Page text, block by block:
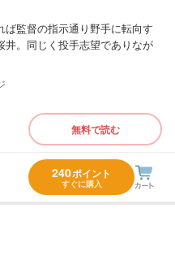
ば監督の指示通り野手に転向す
井。同じく投手志望でありなが
無料で読む
240ポイント
すぐに購入